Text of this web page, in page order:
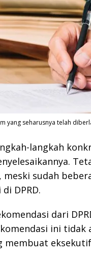
yang seharusnya telah
langkah
sudah
DPRD.
dari
ini
membuat